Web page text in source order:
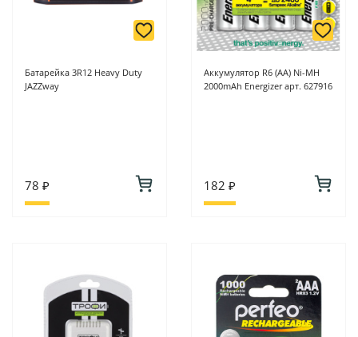
Батарейка 3R12 Heavy Duty
JAZZway
78 ₽
Аккумулятор R6 (AA) Ni-MH
2000mAh Energizer арт. 627916
182 ₽